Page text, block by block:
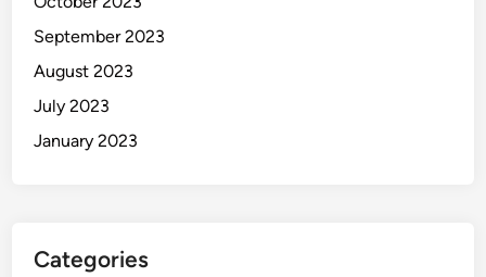
September 2023
August 2023
July 2023
January 2023
Categories